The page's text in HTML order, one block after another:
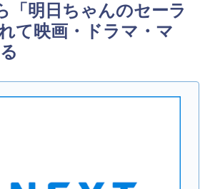
「明日ちゃんのセーラ
て映画・ドラマ・マ